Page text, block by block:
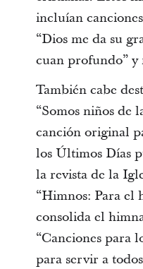
incluían
“Dios me da su
cuan profundo” y
También cabe
“Somos niños de
canción original
los Últimos Días
la revista de la
“Himnos: Para el
consolida el
“Canciones para
para servir a